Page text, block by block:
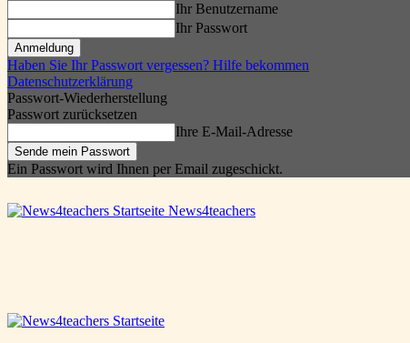
Ihr Benutzername
Ihr Passwort
Haben Sie Ihr Passwort vergessen? Hilfe bekommen
Datenschutzerklärung
Passwort-Wiederherstellung
Passwort zurücksetzen
Ihre E-Mail-Adresse
Ein Passwort wird Ihnen per Email zugeschickt.
News4teachers